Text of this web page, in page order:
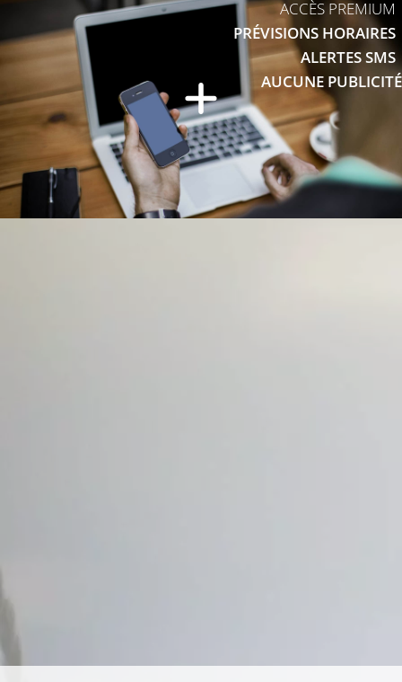
ACCÈS PREMIUM
PRÉVISIONS HORAIRES
ALERTES SMS
AUCUNE PUBLICITÉ